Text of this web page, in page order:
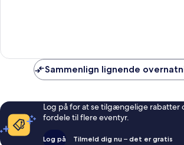
Sammenlign lignende
Log på for at se tilgængelige rabatter
fordele til flere eventyr.
Log på Tilmeld dig nu – det er gratis